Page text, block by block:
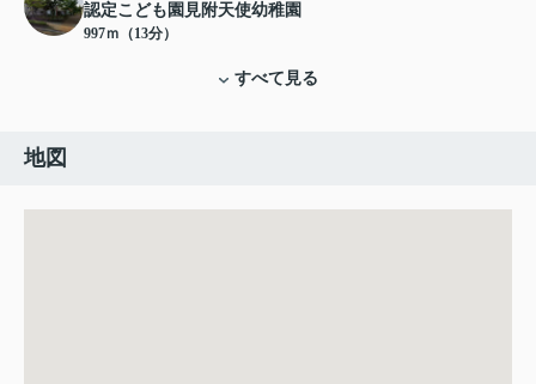
認定こども園見附天使幼稚園
997ｍ（13分）
すべて見る
地図